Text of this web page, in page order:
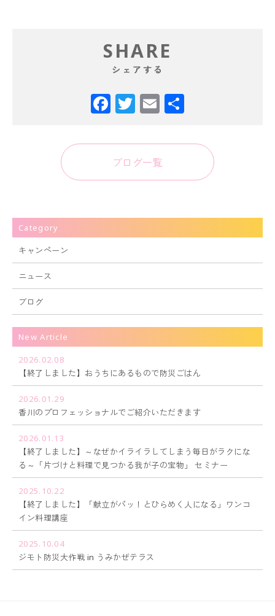
SHARE
シェアする
ブログ一覧
Category
キャンペーン
ニュース
ブログ
New Article
2026.02.08
【終了しました】おうちにあるもので防災ごはん
2026.01.29
香川のプロフェッショナルでご紹介いただきます
2026.01.13
【終了しました】～なぜかイライラしてしまう毎日がラクにな
る～「片づけと料理で見つかる我が子の宝物」 セミナー
2025.10.22
【終了しました】「献立がパッ！とひらめく人になる」ワンコ
イン料理講座
2025.10.04
ジモト防災大作戦 in うみかぜテラス